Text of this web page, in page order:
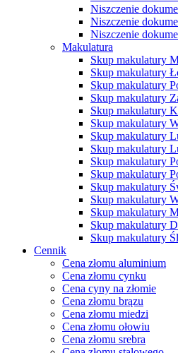
Niszczenie
Niszczenie
Niszczenie
Makulatura
Skup makulatury
Skup makulatury
Skup makulatury
Skup makulatury
Skup makulatury
Skup makulatury
Skup makulatury
Skup makulatury
Skup makulatury
Skup makulatury
Skup makulatury
Skup makulatury
Skup makulatury
Skup makulatury
Skup makulatury
Cennik
Cena złomu aluminium
Cena złomu cynku
Cena cyny na złomie
Cena złomu brązu
Cena złomu miedzi
Cena złomu ołowiu
Cena złomu srebra